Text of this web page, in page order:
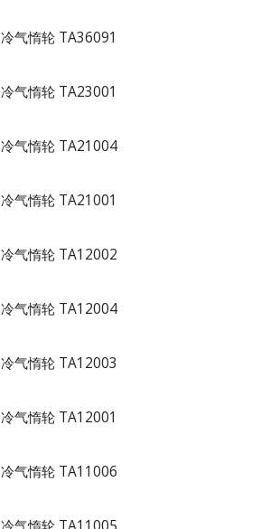
冷气惰轮 TA36091
冷气惰轮 TA23001
冷气惰轮 TA21004
冷气惰轮 TA21001
冷气惰轮 TA12002
冷气惰轮 TA12004
冷气惰轮 TA12003
冷气惰轮 TA12001
冷气惰轮 TA11006